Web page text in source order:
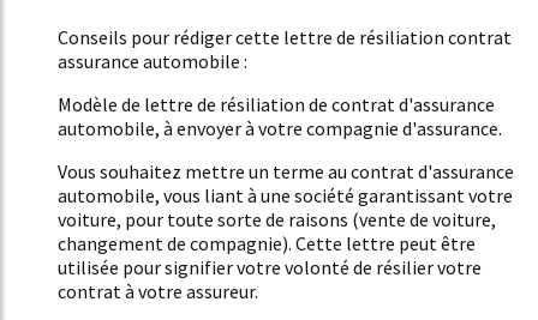
Conseils pour rédiger cette lettre de résiliation contrat
assurance automobile :
Modèle de lettre de résiliation de contrat d'assurance
automobile, à envoyer à votre compagnie d'assurance.
Vous souhaitez mettre un terme au contrat d'assurance
automobile, vous liant à une société garantissant votre
voiture, pour toute sorte de raisons (vente de voiture,
changement de compagnie). Cette lettre peut être
utilisée pour signifier votre volonté de résilier votre
contrat à votre assureur.